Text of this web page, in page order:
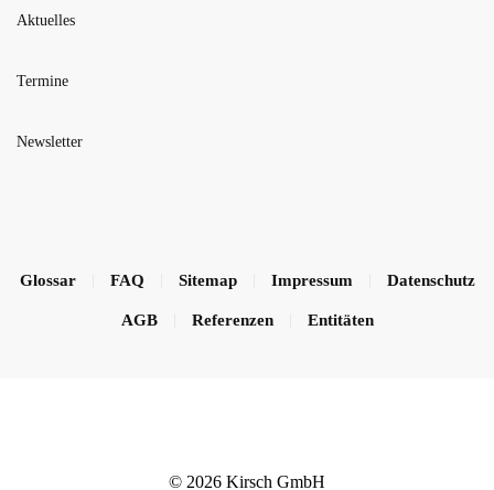
Aktuelles
Termine
Newsletter
Glossar FAQ Sitemap Impressum Datenschutz
AGB Referenzen Entitäten
© 2026 Kirsch GmbH